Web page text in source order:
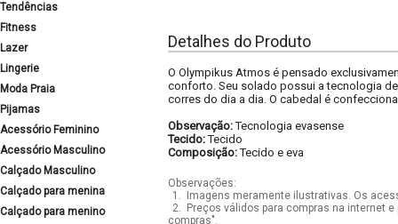
Tendências
Fitness
Lazer
Lingerie
Moda Praia
Pijamas
Acessório Feminino
Acessório Masculino
Calçado Masculino
Calçado para menina
Calçado para menino
Detalhes do Produto
O Olympikus Atmos é pensado
conforto. Seu solado possui a tecnologia
corres do dia a dia. O cabedal é
Observação:Tecnologia evasense
Tecido:Tecido
Composição:Tecido e eva
Observações:
1.
Imagens meramente ilustrativas. Os
2.
Preços válidos para compras na internet
compras".